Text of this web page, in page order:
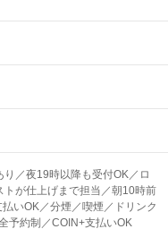
／夜19時以降も受付OK／ロ
が仕上げまで担当／朝10時前
いOK／分煙／喫煙／ドリンク
予約制／COIN+支払いOK